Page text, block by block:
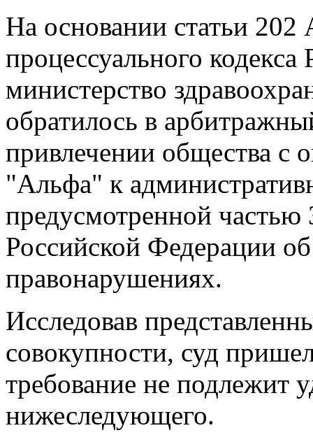
На основании статьи 202
процессуального
министерство
обратилось в
привлечении общества с
"Альфа" к
предусмотренной частью
Российской Федерации
правонарушениях.
Исследовав
совокупности, суд
требование не подлежит
нижеследующего.